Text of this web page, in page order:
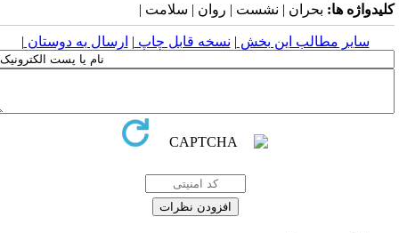
ها:بحران | نشست | روان | سلامت |
سایر مطالب این بخش | نسخه قابل چاپ| ارسال به دوستان|